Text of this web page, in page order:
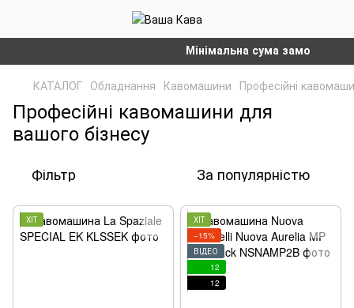
Мінімальна сума замовлення на
КАТАЛОГ Обладнання Кавомашини Професійні
Професійні кавомашини для
вашого бізнесу
Фільтр За популярністю
ХІТ
ХІТ
−15%
ВІДЕО
12
12